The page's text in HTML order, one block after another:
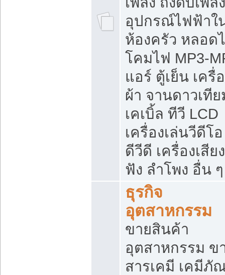
อุปกรณ์ไฟฟ้าใ
ห้องครัว หลอด
โคมไฟ MP3-
แอร์ ตู้เย็น เครื่
ผ้า จานดาวเทีย
เคเบิ้ล ทีวี LCD
เครื่องเล่นวีดีโอ
ดีวีดี เครื่องเสีย
ฟัง ลำโพง อื่น ๆ
ธุรกิจ
อุตสาหกรรม
ขายสินค้า
อุตสาหกรรม ข
สารเคมี เคมีภั